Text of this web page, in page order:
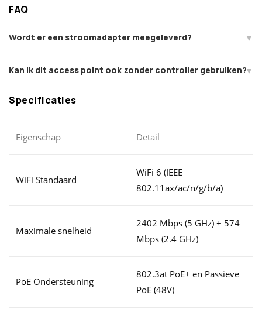
FAQ
Wordt er een stroomadapter meegeleverd?
Kan ik dit access point ook zonder controller gebruiken?
Specificaties
Eigenschap Detail
WiFi Standaard
WiFi 6 (IEEE
802.11ax/ac/n/g/b/a)
Maximale snelheid
2402 Mbps (5 GHz) + 574
Mbps (2.4 GHz)
PoE Ondersteuning
802.3at PoE+ en Passieve
PoE (48V)